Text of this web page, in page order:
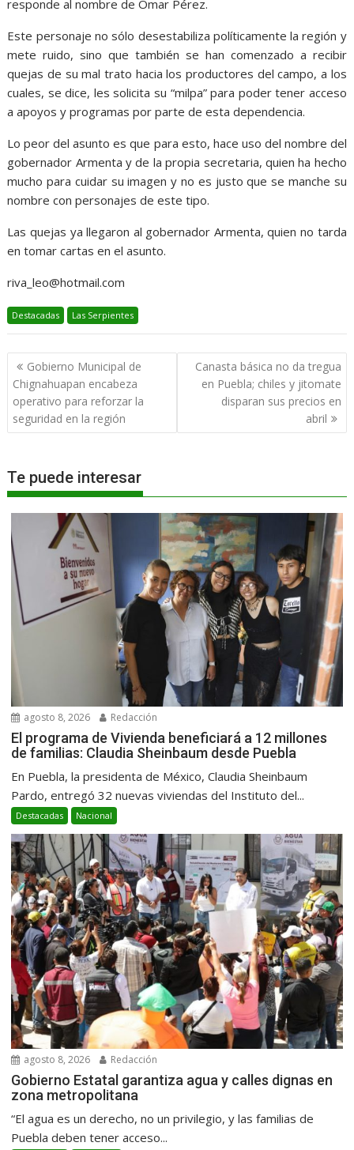
responde al nombre de Omar Pérez.
Este personaje no sólo desestabiliza políticamente la región y
mete ruido, sino que también se han comenzado a recibir
quejas de su mal trato hacia los productores del campo, a los
cuales, se dice, les solicita su “milpa” para poder tener acceso
a apoyos y programas por parte de esta dependencia.
Lo peor del asunto es que para esto, hace uso del nombre del
gobernador Armenta y de la propia secretaria, quien ha hecho
mucho para cuidar su imagen y no es justo que se manche su
nombre con personajes de este tipo.
Las quejas ya llegaron al gobernador Armenta, quien no tarda
en tomar cartas en el asunto.
riva_leo@hotmail.com
Destacadas Las Serpientes
Navegación
de
entradas
Gobierno Municipal de
Chignahuapan encabeza
operativo para reforzar la
seguridad en la región
Canasta básica no da tregua
en Puebla; chiles y jitomate
disparan sus precios en
abril
Te puede interesar
agosto 8, 2026 Redacción
El programa de Vivienda beneficiará a 12 millones
de familias: Claudia Sheinbaum desde Puebla
En Puebla, la presidenta de México, Claudia Sheinbaum
Pardo, entregó 32 nuevas viviendas del Instituto del...
Destacadas Nacional
agosto 8, 2026 Redacción
Gobierno Estatal garantiza agua y calles dignas en
zona metropolitana
“El agua es un derecho, no un privilegio, y las familias de
Puebla deben tener acceso...